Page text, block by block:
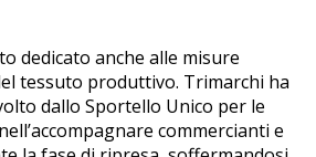
dedicato anche alle misure
tessuto produttivo. Trimarchi ha
dallo Sportello Unico per le
commercianti e